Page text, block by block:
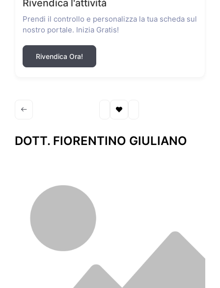
Rivendica l'attività
Prendi il controllo e personalizza la tua scheda sul
nostro portale. Inizia Gratis!
Rivendica Ora!
DOTT. FIORENTINO GIULIANO